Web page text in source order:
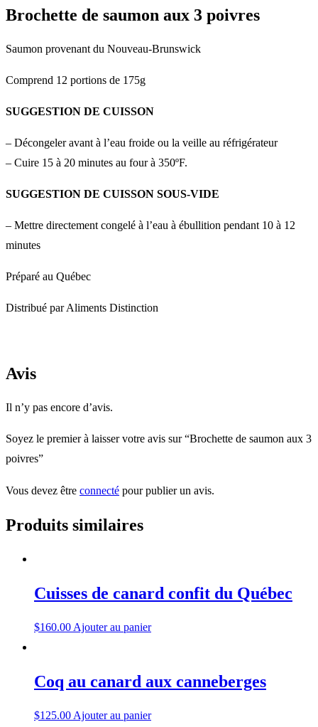
Brochette de saumon aux 3 poivres
Saumon provenant du Nouveau-Brunswick
Comprend 12 portions de 175g
SUGGESTION DE CUISSON
– Décongeler avant à l’eau froide ou la veille au réfrigérateur
– Cuire 15 à 20 minutes au four à 350ºF.
SUGGESTION DE CUISSON SOUS-VIDE
– Mettre directement congelé à l’eau à ébullition pendant 10 à 12
minutes
Préparé au Québec
Distribué par Aliments Distinction
Avis
Il n’y pas encore d’avis.
Soyez le premier à laisser votre avis sur “Brochette de saumon aux 3
poivres”
Vous devez être connecté pour publier un avis.
Produits similaires
Cuisses de canard confit du Québec
$160.00 Ajouter au panier
Coq au canard aux canneberges
$125.00 Ajouter au panier